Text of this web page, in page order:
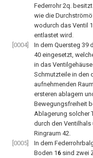
Federrohr 2q.
wie die
wodurch das Ventil
entlastet wird.
[0004]
In dem Quersteg 39
40 eingesetzt,
in das
Schmutzteile in den
aufnehmenden
ersteren ablagern
Bewegungsfreiheit
Ablagerung solcher
durch den
Ringraum 42.
[0005]
In dem
Boden 1 6 sind zwei